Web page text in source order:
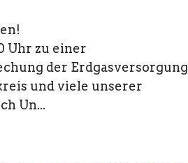
Uhr zu einer
der Erdgasversorgung
und viele unserer
Un...